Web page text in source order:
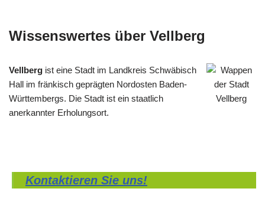
Wissenswertes über Vellberg
Vellberg ist eine Stadt im Landkreis Schwäbisch
Hall im fränkisch geprägten Nordosten Baden-
Württembergs. Die Stadt ist ein staatlich
anerkannter Erholungsort.
Kontaktieren Sie uns!